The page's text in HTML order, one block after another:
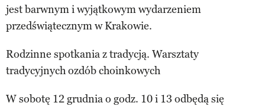
jest barwnym i wyjątkowym wydarzeniem
przedświątecznym w Krakowie.
Rodzinne spotkania z tradycją. Warsztaty
tradycyjnych ozdób choinkowych
W sobotę 12 grudnia o godz. 10 i 13 odbędą się